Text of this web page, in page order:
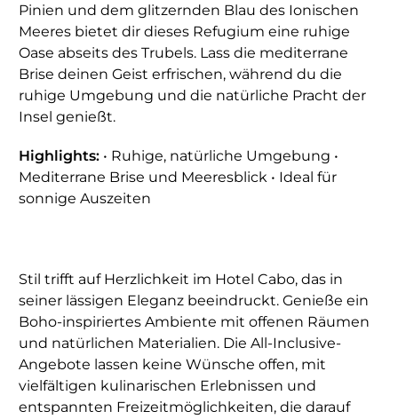
Pinien und dem glitzernden Blau des Ionischen
Meeres bietet dir dieses Refugium eine ruhige
Oase abseits des Trubels. Lass die mediterrane
Brise deinen Geist erfrischen, während du die
ruhige Umgebung und die natürliche Pracht der
Insel genießt.
Highlights: • Ruhige, natürliche Umgebung •
Mediterrane Brise und Meeresblick • Ideal für
sonnige Auszeiten
Stil trifft auf Herzlichkeit im Hotel Cabo, das in
seiner lässigen Eleganz beeindruckt. Genieße ein
Boho-inspiriertes Ambiente mit offenen Räumen
und natürlichen Materialien. Die All-Inclusive-
Angebote lassen keine Wünsche offen, mit
vielfältigen kulinarischen Erlebnissen und
entspannten Freizeitmöglichkeiten, die darauf